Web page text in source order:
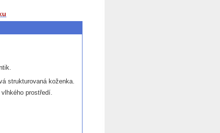
strukturovaná koženka.
prostředí.